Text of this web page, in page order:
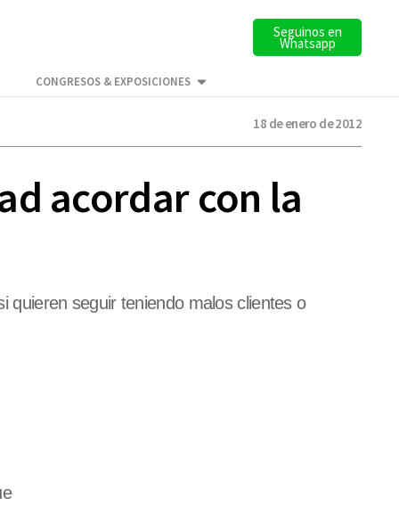
Seguinos en
Whatsapp
CONGRESOS & EXPOSICIONES
18 de enero de 2012
acordar con la
quieren seguir teniendo malos clientes o